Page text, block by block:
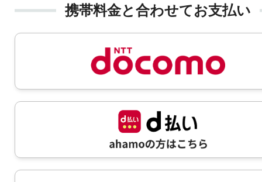
携帯料金と合わせてお支払い